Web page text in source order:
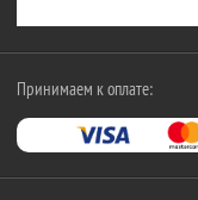
Принимаем к оплате: